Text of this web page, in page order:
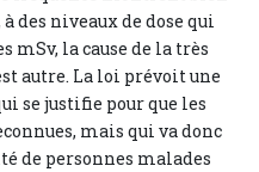
à des niveaux de dose qui
mSv, la cause de la très
autre. La loi prévoit une
se justifie pour que les
mais qui va donc
de personnes malades